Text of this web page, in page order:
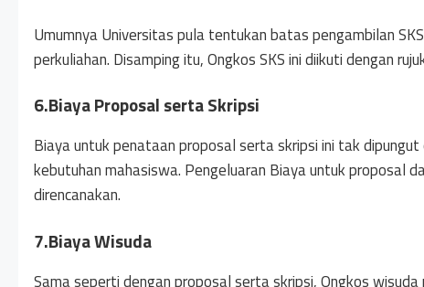
Umumnya Universitas pula tentukan batas pengambilan
perkuliahan. Disamping itu, Ongkos SKS ini diikuti dengan
6.Biaya Proposal serta Skripsi
Biaya untuk penataan proposal serta skripsi ini tak
kebutuhan mahasiswa. Pengeluaran Biaya untuk proposal
direncanakan.
7.Biaya Wisuda
Sama seperti dengan proposal serta skripsi, Ongkos